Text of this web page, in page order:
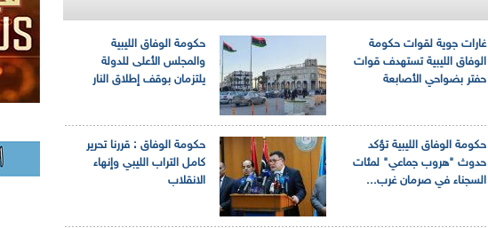
حكومة الوفاق الليبية
والمجلس الأعلى للدولة
يلتزمان بوقف إطلاق النار
غارات جوية لقوات حكومة
الوفاق الليبية تستهدف قوات
حفتر بضواحي الأصابعة
حكومة الوفاق : قررنا تحرير
كامل التراب الليبي وإنهاء
الانقلاب
حكومة الوفاق الليبية تؤكد
حدوث "هروب جماعي" لمئات
السجناء في صرمان غرب...